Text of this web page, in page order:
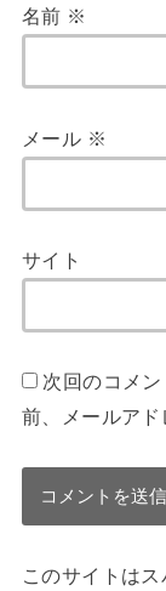
名前 ※
メール ※
サイト
次回のコメ
前、メールアド
このサイトは